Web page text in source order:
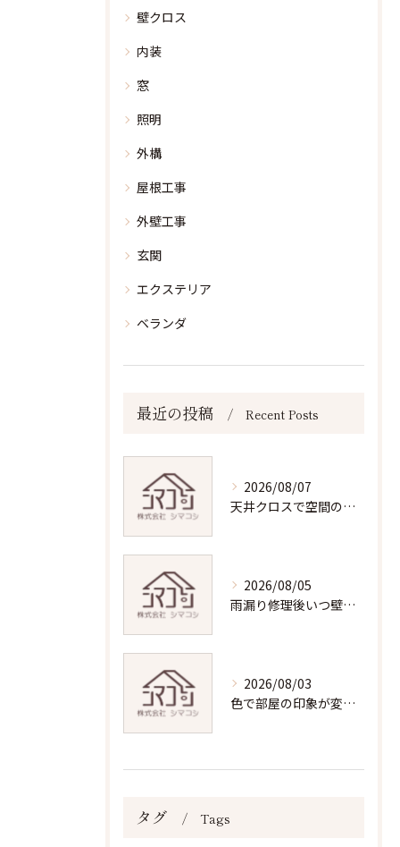
壁クロス
内装
窓
照明
外構
屋根工事
外壁工事
玄関
エクステリア
ベランダ
最近の投稿 Recent Posts
2026/08/07
天井クロスで空間の印象を変える！実践で使える方法
2026/08/05
雨漏り修理後いつ壁クロスの張替えをする？最適なタイミングと注意点
2026/08/03
色で部屋の印象が変わる！アクセントクロス活用術
タグ Tags
お問い合わせはこちら
お問い合わせはこちら